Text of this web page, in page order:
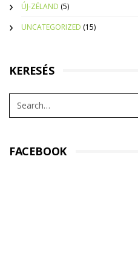
ÚJ-ZÉLAND (5)
UNCATEGORIZED (15)
KERESÉS
FACEBOOK